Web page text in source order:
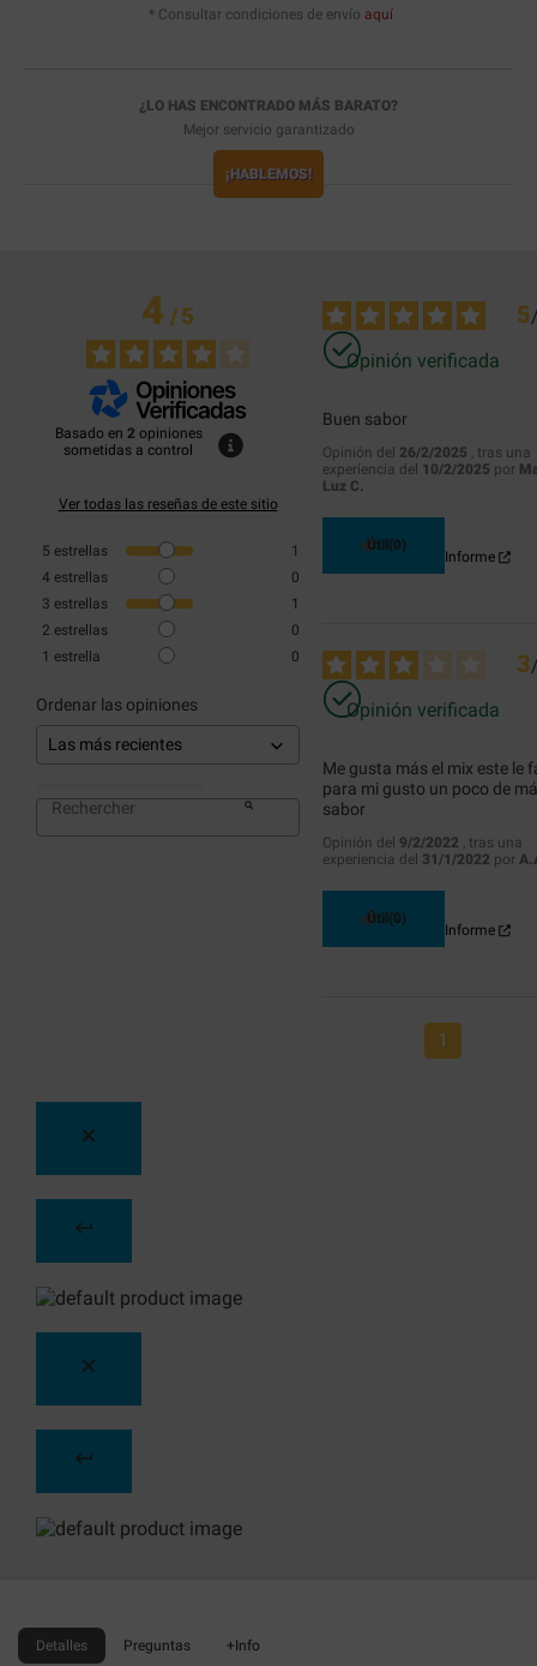
* Consultar condiciones de envío aquí
¿LO HAS ENCONTRADO MÁS BARATO?
Mejor servicio garantizado
¡HABLEMOS!
4/5
Basado en 2 opiniones
sometidas a control
Ver todas las reseñas de este sitio
5 estrellas
1
4 estrellas
0
3 estrellas
1
2 estrellas
0
1 estrella 0
Ordenar las opiniones
5
Opinión verificada
Buen sabor
Opinión del 26/2/2025 , tras una
experiencia del 10/2/2025 por
Luz C.
Útil(0)
Informe
3
Opinión verificada
Me gusta más el mix este le
para mi gusto un poco de
sabor
Opinión del 9/2/2022 , tras una
experiencia del 31/1/2022 por
Útil(0)
Informe
1
Detalles Preguntas +Info